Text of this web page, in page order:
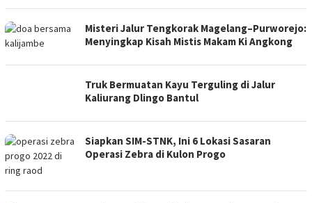
Misteri Jalur Tengkorak Magelang–Purworejo:
Menyingkap Kisah Mistis Makam Ki Angkong
Truk Bermuatan Kayu Terguling di Jalur
Kaliurang Dlingo Bantul
Siapkan SIM-STNK, Ini 6 Lokasi Sasaran
Operasi Zebra di Kulon Progo